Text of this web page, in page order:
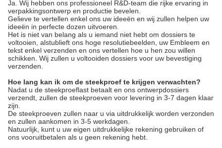
Ja. Wij hebben ons professioneel R&D-team die rijke ervaring in
verpakkingsontwerp en productie bevelen.
Gelieve te vertellen enkel ons uw ideeën en wij zullen helpen uw
ideeën in perfecte dozen uitvoeren.
Het is niet van belang als u iemand niet hebt om dossiers te
voltooien, alstublieft ons hoge resolutiebeelden, uw Embleem en
tekst enkel verzenden en ons vertellen hoe u hen zou willen
schikken. Wij zullen u voltooiden dossiers voor uw bevestiging
verzenden.
Hoe lang kan ik om de steekproef te krijgen verwachten?
Nadat u de steekproeflast betaalt en ons ontwerpdossiers
verzendt, zullen de steekproeven voor levering in 3-7 dagen klaar
zijn.
De steekproeven zullen naar u via uitdrukkelijk worden verzonden
en zullen aankomen in 3-5 werkdagen.
Natuurlijk, kunt u uw eigen uitdrukkelijke rekening gebruiken of
ons vooruitbetalen als u geen rekening hebt.